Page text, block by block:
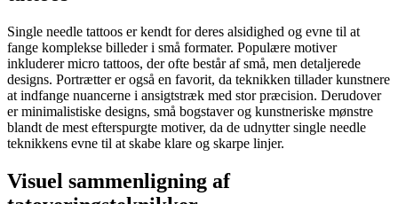
Single needle tattoos er kendt for deres alsidighed og evne til at
fange komplekse billeder i små formater. Populære motiver
inkluderer micro tattoos, der ofte består af små, men detaljerede
designs. Portrætter er også en favorit, da teknikken tillader kunstnere
at indfange nuancerne i ansigtstræk med stor præcision. Derudover
er minimalistiske designs, små bogstaver og kunstneriske mønstre
blandt de mest efterspurgte motiver, da de udnytter single needle
teknikkens evne til at skabe klare og skarpe linjer.
Visuel sammenligning af